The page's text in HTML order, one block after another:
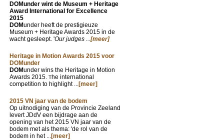
DOMunder wint de Museum + Heritage
Award International for Excellence
2015
DOMunder heeft de prestigieuze
Museum + Heritage Awards 2015 in de
wacht gesleept. 'Our judges ...[meer]
Heritage in Motion Awards 2015 voor
DOMunder
DOMunder wins the Heritage in Motion
Awards 2015. The international
competition to highlight ...[meer]
2015 VN jaar van de bodem
Op uitnodiging van de Provincie Zeeland
levert JDdV een bijdrage aan de
opening van het 2015 VN jaar van de
bodem met als thema: 'de rol van de
bodem in het ...[meer]